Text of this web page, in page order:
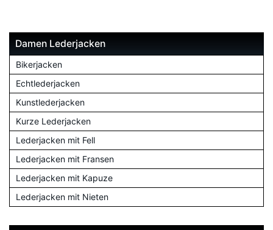
Damen Lederjacken
Bikerjacken
Echtlederjacken
Kunstlederjacken
Kurze Lederjacken
Lederjacken mit Fell
Lederjacken mit Fransen
Lederjacken mit Kapuze
Lederjacken mit Nieten